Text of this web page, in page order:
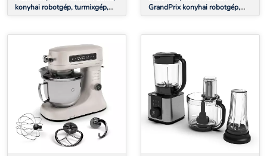
konyhai robotgép, turmixgép,
húsdaráló, 1800 W
GrandPrix konyhai robotgép,
500 W/1000 W, 2,5 L